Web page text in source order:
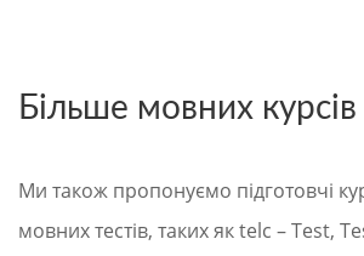
Більше мовних курсів
Ми також пропонуємо підготовчі
мовних тестів, таких як telc – Test,